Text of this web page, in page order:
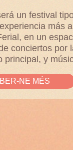
un festival
más
en un
conciertos por
principal, y
NE MÉS